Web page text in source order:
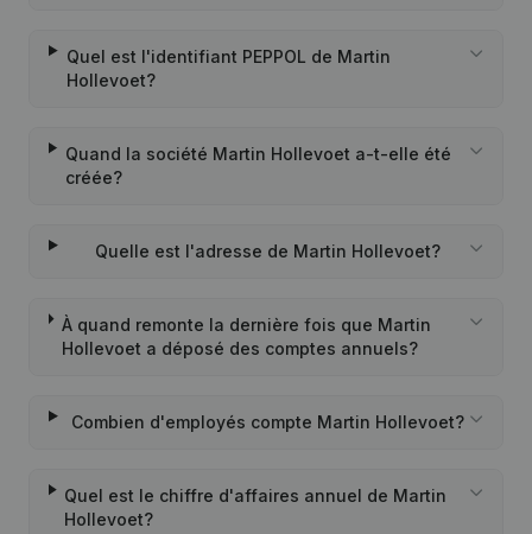
Quel est l'identifiant PEPPOL de Martin
Hollevoet?
Quand la société Martin Hollevoet a-t-elle été
créée?
Quelle est l'adresse de Martin Hollevoet?
À quand remonte la dernière fois que Martin
Hollevoet a déposé des comptes annuels?
Combien d'employés compte Martin Hollevoet?
Quel est le chiffre d'affaires annuel de Martin
Hollevoet?